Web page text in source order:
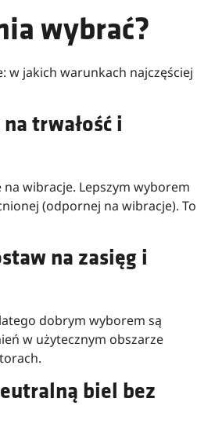
wybrać?
w jakich warunkach najczęściej
trwałość i
na wibracje. Lepszym wyborem
(odpornej na wibracje). To
na zasięg i
dobrym wyborem są
w użytecznym obszarze
biel bez